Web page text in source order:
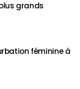
grands
féminine à